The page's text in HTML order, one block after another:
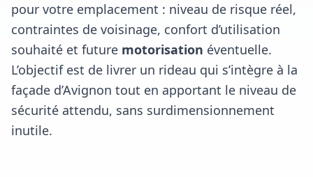
pour votre emplacement : niveau de risque réel,
contraintes de voisinage, confort d’utilisation
souhaité et future motorisation éventuelle.
L’objectif est de livrer un rideau qui s’intègre à la
façade d’Avignon tout en apportant le niveau de
sécurité attendu, sans surdimensionnement
inutile.